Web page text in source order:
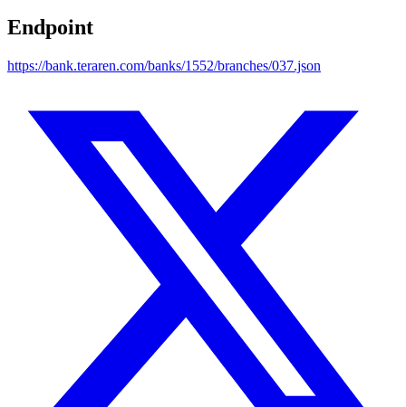
Endpoint
https://bank.teraren.com/banks/1552/branches/037.json